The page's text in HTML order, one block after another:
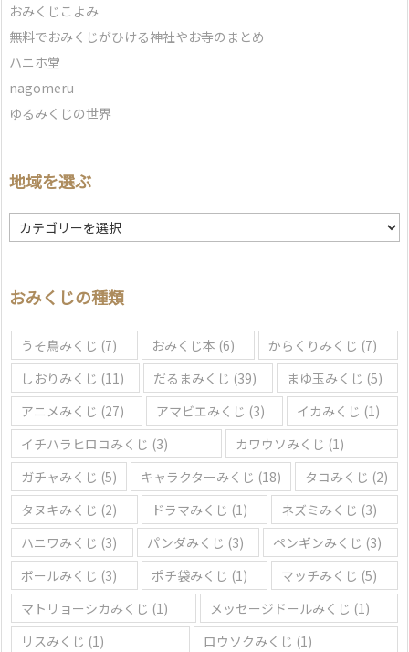
おみくじこよみ
無料でおみくじがひける神社やお寺のまとめ
ハニホ堂
nagomeru
ゆるみくじの世界
地域を選ぶ
地
域
ぶ
おみくじの種類
うそ鳥みくじ (7) おみくじ本 (6) からくりみくじ (7)
しおりみくじ (11) だるまみくじ (39) まゆ玉みくじ (5)
アニメみくじ (27) アマビエみくじ (3) イカみくじ (1)
イチハラヒロコみくじ (3) カワウソみくじ (1)
ガチャみくじ (5) キャラクターみくじ (18) タコみくじ (2)
タヌキみくじ (2) ドラマみくじ (1) ネズミみくじ (3)
ハニワみくじ (3) パンダみくじ (3) ペンギンみくじ (3)
ボールみくじ (3) ポチ袋みくじ (1) マッチみくじ (5)
マトリョーシカみくじ (1) メッセージドールみくじ (1)
リスみくじ (1) ロウソクみくじ (1)